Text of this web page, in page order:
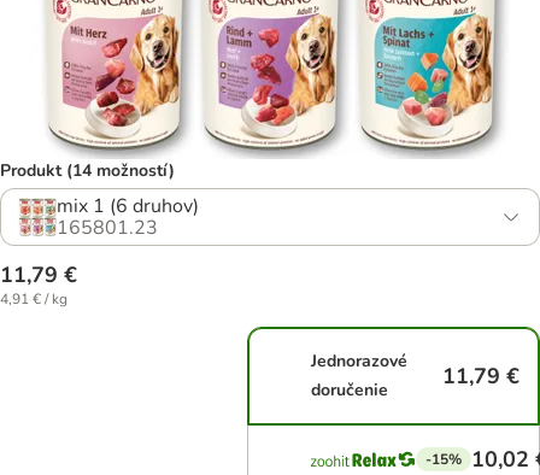
Produkt (14 možností)
mix 1 (6 druhov)
165801.23
11,79 €
4,91 € / kg
Jednorazové
doručenie
11,79 €
-15% 10,02